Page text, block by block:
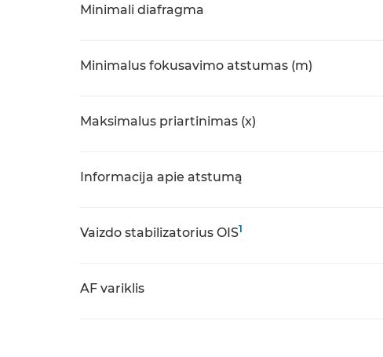
Minimali diafragma
Minimalus fokusavimo atstumas (m)
Maksimalus priartinimas (x)
Informacija apie atstumą
Vaizdo stabilizatorius OIS1
AF variklis